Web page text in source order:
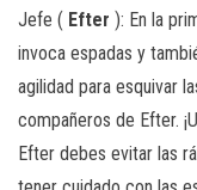
Jefe ( Efter ): En la
invoca espadas y
agilidad para esquivar
compañeros de Efter.
Efter debes evitar las